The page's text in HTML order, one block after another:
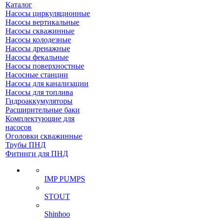
Каталог
Насосы циркуляционные
Насосы вертикальные
Насосы скважинные
Насосы колодезные
Насосы дренажные
Насосы фекальные
Насосы поверхностные
Насосные станции
Насосы для канализации
Насосы для топлива
Гидроаккумуляторы
Расширительные баки
Комплектующие для
насосов
Оголовки скважинные
Трубы ПНД
Фитинги для ПНД
IMP PUMPS
STOUT
Shinhoo